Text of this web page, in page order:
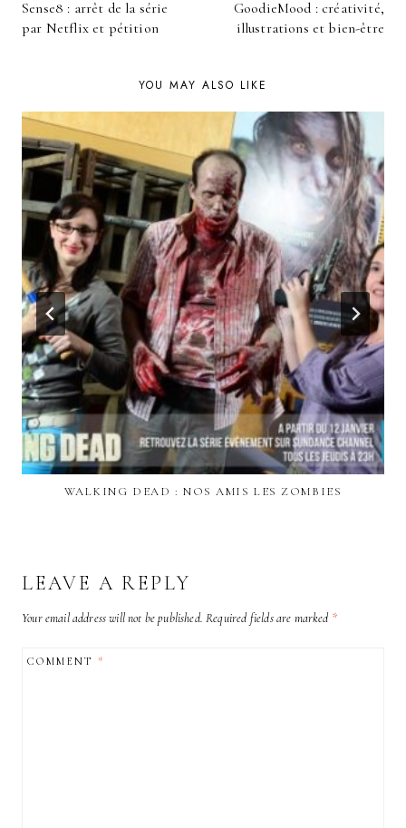
NAVIGATION
Sense8 : arrêt de la série
par Netflix et pétition
GoodieMood : créativité,
illustrations et bien-être
YOU MAY ALSO LIKE
WALKING DEAD : NOS AMIS LES ZOMBIES
LEAVE A REPLY
Your email address will not be published. Required fields are marked *
COMMENT*